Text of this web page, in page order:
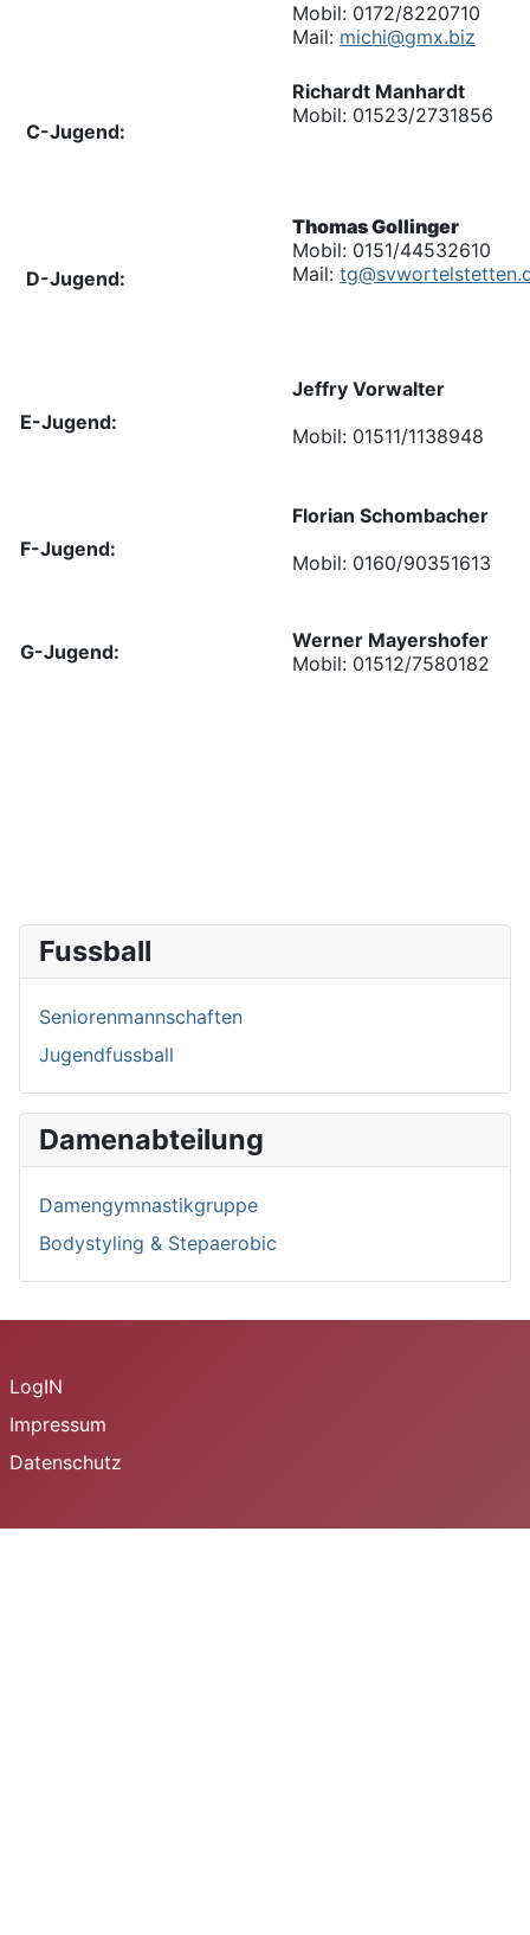
Fussball
Seniorenmannschaften
Jugendfussball
Damenabteilung
Damengymnastikgruppe
Bodystyling & Stepaerobic
Mobil: 0172/8220710
Mail: michi@gmx.biz
C-Jugend:
Richardt Manhardt
Mobil: 01523/2731856
D-Jugend:
Thomas Gollinger
Mobil: 0151/44532610
Mail: tg
E-Jugend:
Jeffry Vorwalter
Mobil: 01511/1138948
F-Jugend:
Florian Schombacher
Mobil: 0160/90351613
G-Jugend:
Werner Mayershofer
Mobil: 01512/7580182
LogIN
Impressum
Datenschutz